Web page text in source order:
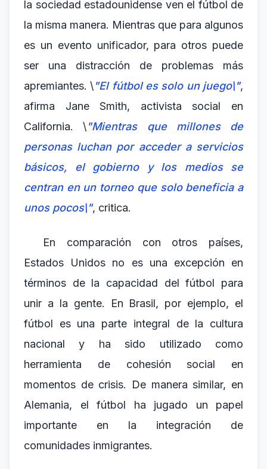
la sociedad estadounidense ven el fútbol de
la misma manera. Mientras que para algunos
es un evento unificador, para otros puede
ser una distracción de problemas más
apremiantes. \"El fútbol es solo un juego\",
afirma Jane Smith, activista social en
California. \"Mientras que millones de
personas luchan por acceder a servicios
básicos, el gobierno y los medios se
centran en un torneo que solo beneficia a
unos pocos\", critica.
En comparación con otros países,
Estados Unidos no es una excepción en
términos de la capacidad del fútbol para
unir a la gente. En Brasil, por ejemplo, el
fútbol es una parte integral de la cultura
nacional y ha sido utilizado como
herramienta de cohesión social en
momentos de crisis. De manera similar, en
Alemania, el fútbol ha jugado un papel
importante en la integración de
comunidades inmigrantes.